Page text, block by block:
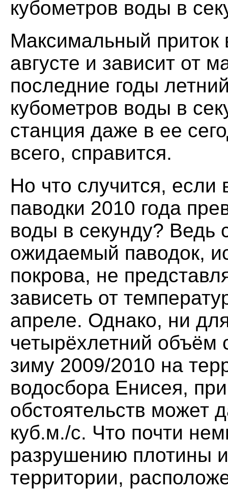
кубометров воды в
Максимальный приток
августе и зависит от
последние годы
кубометров воды в
станция даже в ее
всего, справится.
Но что случится,
паводки 2010 года
воды в секунду? Ведь
ожидаемый паводок,
покрова, не
зависеть от
апреле. Однако, ни
четырёхлетний объём
зиму 2009/2010 на
водосбора Енисея,
обстоятельств может
куб.м./с. Что почти
разрушению плотины
территории,